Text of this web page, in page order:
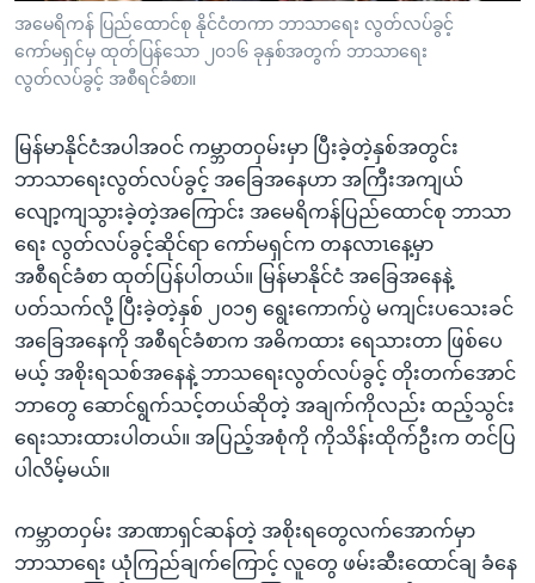
ကြည့်
ရန်
ရှာဖွေ
နေရာ
သို့
ကျော်
ရန်
ဘာသာစကားများ
အမေရိကန် ပြည်ထောင်စု နိုင်ငံတကာ ဘာသာရေး လွတ်လပ်ခွင့်
ကော်မရှင်မှ ထုတ်ပြန်သော ၂၀၁၆ ခုနှစ်အတွက် ဘာသာရေး
လွတ်လပ်ခွင့် အစီရင်ခံစာ။
မြန်မာနိုင်ငံအပါအဝင် ကမ္ဘာတဝှမ်းမှာ ပြီးခဲ့တဲ့နှစ်အတွင်း
ဘာသာရေးလွတ်လပ်ခွင့် အခြေအနေဟာ အကြီးအကျယ်
လျော့ကျသွားခဲ့တဲ့အကြောင်း အမေရိကန်ပြည်ထောင်စု ဘာသာ
ရေး လွတ်လပ်ခွင့်ဆိုင်ရာ ကော်မရှင်က တနလာၤနေ့မှာ
အစီရင်ခံစာ ထုတ်ပြန်ပါတယ်။ မြန်မာနိုင်ငံ အခြေအနေနဲ့
ပတ်သက်လို့ ပြီးခဲ့တဲ့နှစ် ၂၀၁၅ ရွေးကောက်ပွဲ မကျင်းပသေးခင်
အခြေအနေကို အစီရင်ခံစာက အဓိကထား ရေသားတာ ဖြစ်ပေ
မယ့် အစိုးရသစ်အနေနဲ့ ဘာသရေးလွတ်လပ်ခွင့် တိုးတက်အောင်
ဘာတွေ ဆောင်ရွက်သင့်တယ်ဆိုတဲ့ အချက်ကိုလည်း ထည့်သွင်း
ရေးသားထားပါတယ်။ အပြည့်အစုံကို ကိုသိန်းထိုက်ဦးက တင်ပြ
ပါလိမ့်မယ်။
ကမ္ဘာတဝှမ်း အာဏာရှင်ဆန်တဲ့ အစိုးရတွေလက်အောက်မှာ
ဘာသာရေး ယုံကြည်ချက်ကြောင့် လူတွေ ဖမ်းဆီးထောင်ချ ခံနေ